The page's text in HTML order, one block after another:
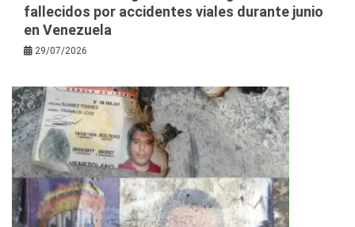
fallecidos por accidentes viales durante junio
en Venezuela
29/07/2026